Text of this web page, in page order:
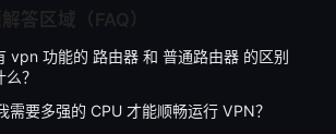
vpn 功能的 路由器 和 普通路由器 的区别
？
需要多强的 CPU 才能顺畅运行 VPN？